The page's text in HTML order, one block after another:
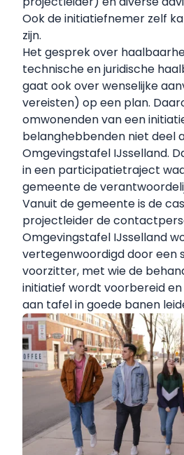
Ook de initiatiefnemer zelf
zijn.
Het gesprek over
technische en juridische
gaat ook over wenselijke
vereisten) op een plan.
omwonenden van een
belanghebbenden niet deel
Omgevingstafel IJsselland.
in een participatietraject
gemeente de
Vanuit de gemeente is de
projectleider de
Omgevingstafel IJsselland
vertegenwoordigd door een
voorzitter, met wie de
initiatief wordt voorbereid
aan tafel in goede banen